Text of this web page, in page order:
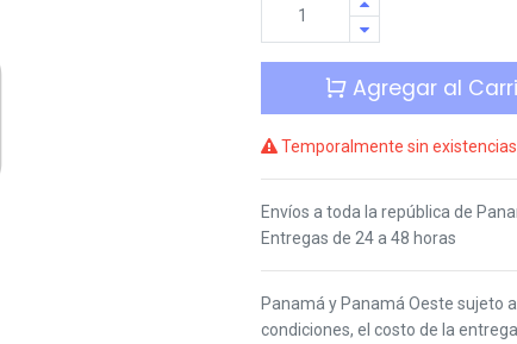
Agregar al
Temporalmente sin existencias
Envíos a toda la república de
Entregas de 24 a 48 horas
Panamá y Panamá Oeste sujeto
condiciones, el costo de la